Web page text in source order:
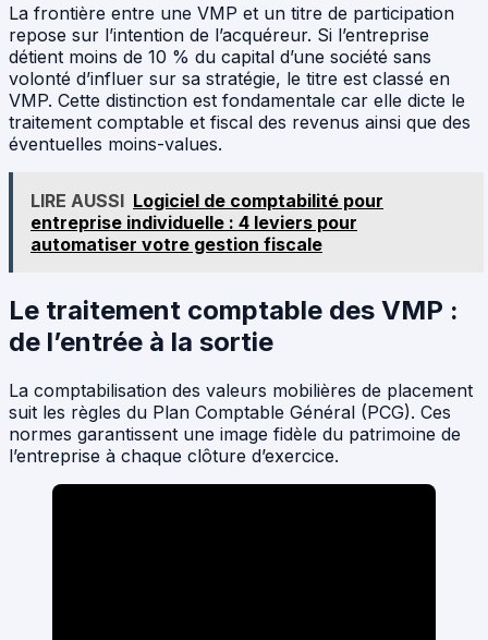
La frontière entre une VMP et un titre de participation
repose sur l’intention de l’acquéreur. Si l’entreprise
détient moins de 10 % du capital d’une société sans
volonté d’influer sur sa stratégie, le titre est classé en
VMP. Cette distinction est fondamentale car elle dicte le
traitement comptable et fiscal des revenus ainsi que des
éventuelles moins-values.
LIRE AUSSI Logiciel de comptabilité pour
entreprise individuelle : 4 leviers pour
automatiser votre gestion fiscale
Le traitement comptable des VMP :
de l’entrée à la sortie
La comptabilisation des valeurs mobilières de placement
suit les règles du Plan Comptable Général (PCG). Ces
normes garantissent une image fidèle du patrimoine de
l’entreprise à chaque clôture d’exercice.